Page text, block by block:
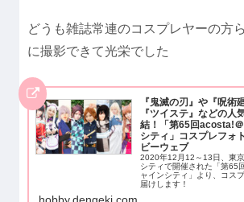
どうも雑誌常連のコスプレヤーの方
に撮影できて光栄でした
『鬼滅の刃』や『呪術
『ツイステ』などの人
結！「第65回acosta!
シティ」コスプレフォ
ビーウェブ
2020年12月12～13日、東
シティで開催された「第65
ャインシティ」より、コス
届けします！
hobby.dengeki.com